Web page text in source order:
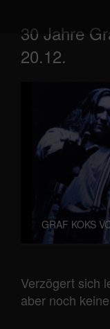
springen30 Jahre
20.12.
GRAF KOKS
Verzögert sich
aber noch